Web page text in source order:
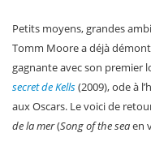
Petits moyens, grandes
Tomm Moore a déjà
gagnante avec son premier
secret de Kells(2009), ode à
aux Oscars. Le voici de
de la mer(Song of the seaen